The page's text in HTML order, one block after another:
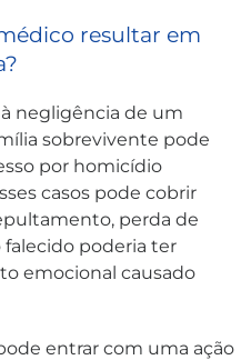
resultar em
negligência de um
sobrevivente pode
por homicídio
casos pode cobrir
perda de
poderia ter
emocional causado
entrar com uma ação